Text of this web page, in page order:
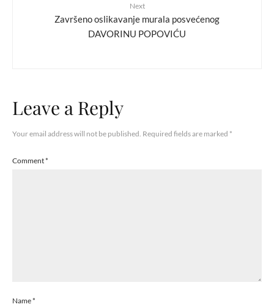
Next
Završeno oslikavanje murala posvećenog
DAVORINU POPOVIĆU
Leave a Reply
Your email address will not be published. Required fields are marked *
Comment*
Name*